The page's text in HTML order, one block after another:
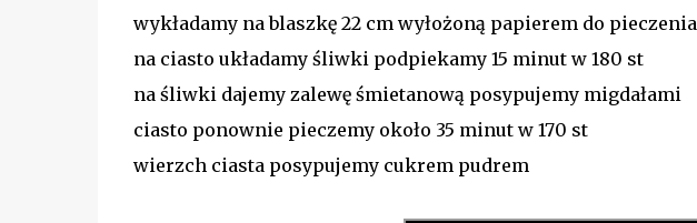
wykładamy na blaszkę 22 cm wyłożoną papierem do pieczenia
na ciasto układamy śliwki podpiekamy 15 minut w 180 st
na śliwki dajemy zalewę śmietanową posypujemy migdałami
ciasto ponownie pieczemy około 35 minut w 170 st
wierzch ciasta posypujemy cukrem pudrem